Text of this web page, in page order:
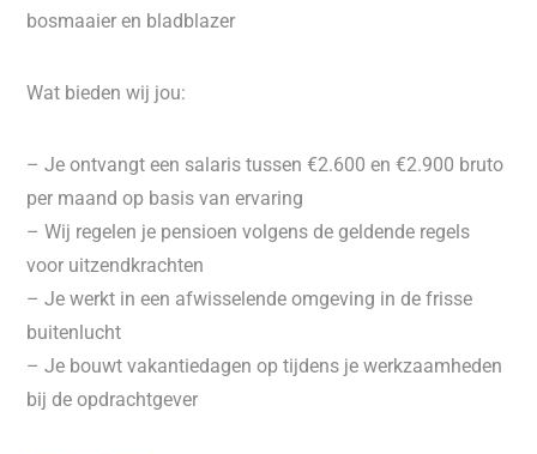
bosmaaier en bladblazer
Wat bieden wij jou:
– Je ontvangt een salaris tussen €2.600 en €2.900 bruto
per maand op basis van ervaring
– Wij regelen je pensioen volgens de geldende regels
voor uitzendkrachten
– Je werkt in een afwisselende omgeving in de frisse
buitenlucht
– Je bouwt vakantiedagen op tijdens je werkzaamheden
bij de opdrachtgever